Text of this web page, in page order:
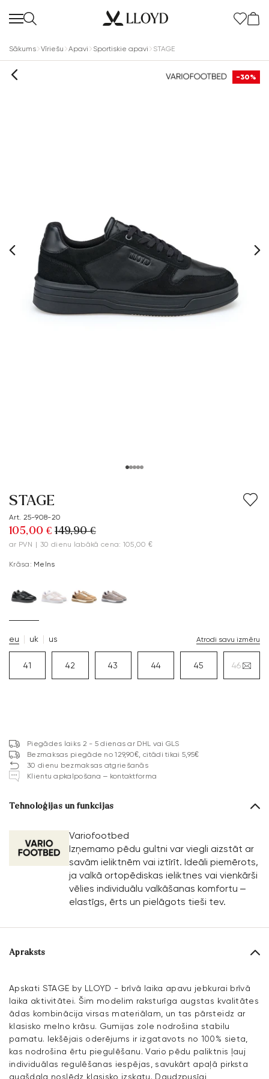
Sākums Vīriešu Apavi Sportiskie apavi STAGE
-30%
STAGE
Art. 25-908-20
105,00 € 149,90 €
ar PVN | 30 dienu labākā cena: 105,00 €
Krāsa: Melns
eu uk us Atrodi savu izmēru
41 42 43 44 45 46
Piegādes laiks 2 - 5 dienas ar DHL vai GLS
Bezmaksas piegāde no 129,90€, citādi tikai 5,95€
30 dienu bezmaksas atgriešanās
Klientu apkalpošana – kontaktforma
Tehnoloģijas un funkcijas
Variofootbed
Izņemamo pēdu gultni var viegli aizstāt ar
savām ieliktnēm vai iztīrīt. Ideāli piemērots,
ja valkā ortopēdiskas ieliktnes vai vienkārši
vēlies individuālu valkāšanas komfortu –
elastīgs, ērts un pielāgots tieši tev.
Apraksts
Apskati STAGE by LLOYD - brīvā laika apavu jebkurai brīvā
laika aktivitātei. Šim modelim raksturīga augstas kvalitātes
ādas kombinācija virsas materiālam, un tas pārsteidz ar
klasisko melno krāsu. Gumijas zole nodrošina stabilu
pamatu. Iekšējais oderējums ir izgatavots no 100% sieta,
kas nodrošina ērtu piegulēšanu. Vario pēdu paliktnis ļauj
individuālas regulēšanas iespējas, savukārt apaļā pirksta
augšdaļa noslēdz klasisko izskatu. Daudzpusīgi